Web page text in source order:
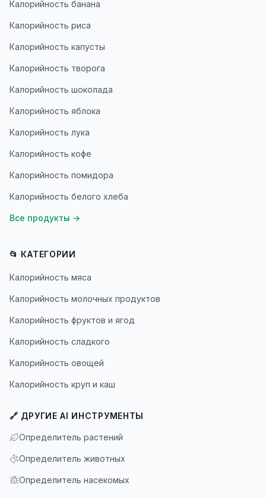
Калорийность банана
Калорийность риса
Калорийность капусты
Калорийность творога
Калорийность шоколада
Калорийность яблока
Калорийность лука
Калорийность кофе
Калорийность помидора
Калорийность белого хлеба
Все продукты →
📂 КАТЕГОРИИ
Калорийность мяса
Калорийность молочных продуктов
Калорийность фруктов и ягод
Калорийность сладкого
Калорийность овощей
Калорийность круп и каш
🔗 ДРУГИЕ AI ИНСТРУМЕНТЫ
Определитель растений
Определитель животных
Определитель насекомых